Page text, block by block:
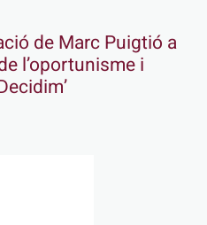
de Marc Puigtió a
l’oportunisme i